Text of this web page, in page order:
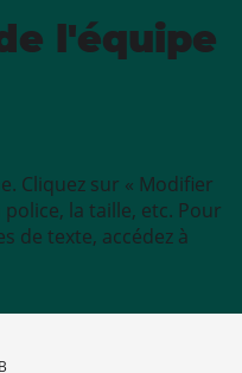
l'équipe
Cliquez sur « Modifier
la taille, etc. Pour
de texte, accédez à